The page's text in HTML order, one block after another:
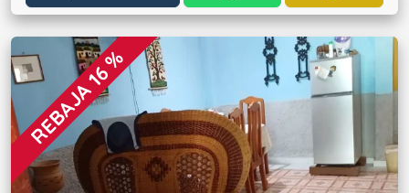
REBAJA 16 %